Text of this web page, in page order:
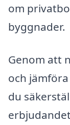
om
byggnader.
Genom att
och
du